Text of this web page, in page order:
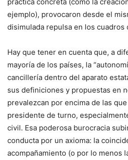
ejemplo), provocaron desde el
disimulada repulsa en los cuadros
Hay que tener en cuenta que, a
mayoría de los países, la
cancillería dentro del aparato
sus definiciones y propuestas en
prevalezcan por encima de las
presidente de turno,
civil. Esa poderosa burocracia
conducta por un axioma: la
acompañamiento (o por lo menos